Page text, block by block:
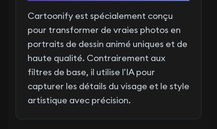
Cartoonify est spécialement conçu
pour transformer de vraies photos en
portraits de dessin animé uniques et de
haute qualité. Contrairement aux
filtres de base, il utilise l'IA pour
capturer les détails du visage et le style
artistique avec précision.